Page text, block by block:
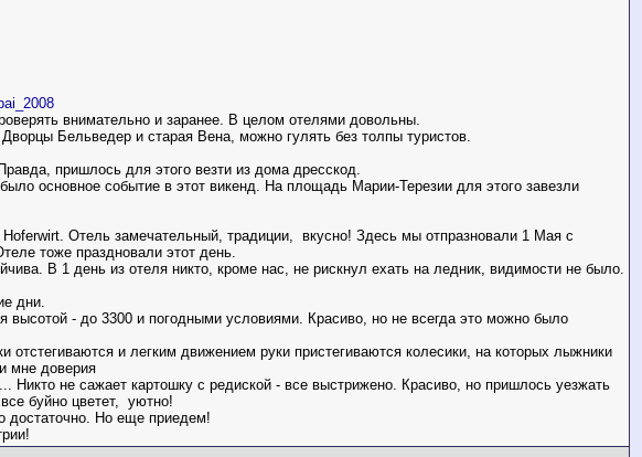
внимательно и заранее. В целом отелями довольны.
Бельведер и старая Вена, можно гулять без толпы туристов.
пришлось для этого везти из дома дресскод.
основное событие в этот викенд. На площадь Марии-Терезии для этого завезли
Отель замечательный, традиции, вкусно! Здесь мы отпразновали 1 Мая с
тоже праздновали этот день.
В 1 день из отеля никто, кроме нас, не рискнул ехать на ледник, видимости не было.
дни.
высотой - до 3300 и погодными условиями. Красиво, но не всегда это можно было
и легким движением руки пристегиваются колесики, на которых лыжники
мне доверия
Никто не сажает картошку с редиской - все выстрижено. Красиво, но пришлось уезжать
буйно цветет, уютно!
достаточно. Но еще приедем!